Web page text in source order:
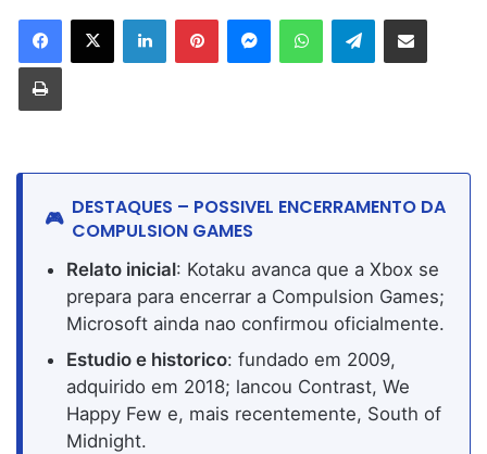
LinkedinPinterestMessengerWhatsAppTelegramCompartilhar via e-mail
Imprimir
DESTAQUES – POSSIVEL ENCERRAMENTO DA
COMPULSION GAMES
Relato inicial: Kotaku avanca que a Xbox se
prepara para encerrar a Compulsion Games;
Microsoft ainda nao confirmou oficialmente.
Estudio e historico: fundado em 2009,
adquirido em 2018; lancou Contrast, We
Happy Few e, mais recentemente, South of
Midnight.